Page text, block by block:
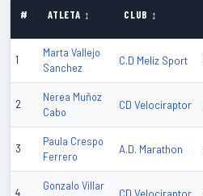
# ATLETA ↕ CLUB ↕
1
Marta Vallejo
Sanchez
C.D Meliz Sport
2
Nerea Muñoz
Cabo
CD Velociraptor
3
Paula Crespo
Ferrero
A.D. Marathon
4
Gonzalo Villar